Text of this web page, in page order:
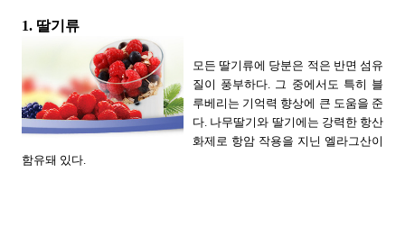
1. 딸기류
모든 딸기류에 당분은 적은 반면 섬유
질이 풍부하다. 그 중에서도 특히 블
루베리는 기억력 향상에 큰 도움을 준
다. 나무딸기와 딸기에는 강력한 항산
화제로 항암 작용을 지닌 엘라그산이
함유돼 있다.